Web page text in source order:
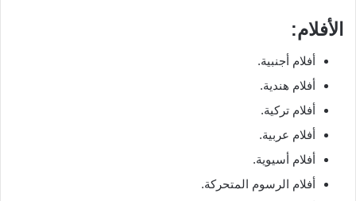
الأفلام:
أفلام أجنبية.
أفلام هندية.
أفلام تركية.
أفلام عربية.
أفلام أسيوية.
أفلام الرسوم المتحركة.